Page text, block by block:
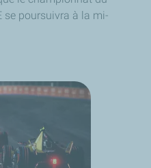
se poursuivra à la mi-